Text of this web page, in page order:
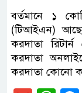
বর্তমানে ১
(টিআইএন)
করদাতা
করদাতা
করদাতা কোনো কর